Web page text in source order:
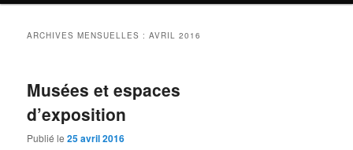
ARCHIVES MENSUELLES :AVRIL 2016
Musées et espaces
d’exposition
Publié le25 avril 2016